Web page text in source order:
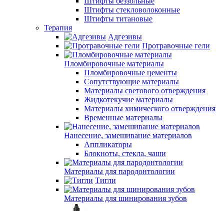
Штифты стекловолоконные
Штифты титановые
Терапия
Адгезивы
Протравочные гели
Пломбировочные материалы
Пломбировочные цементы
Сопутствующие материалы
Материалы светового отверждения
Жидкотекучие материалы
Материалы химического отверждения
Временные материалы
Нанесение, замешивание материалов
Аппликаторы
Блокноты, стекла, чаши
Материалы для пародонтологии
Тигли
Материалы для шинирования зубов